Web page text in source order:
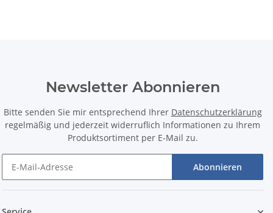
Newsletter Abonnieren
Bitte senden Sie mir entsprechend Ihrer Datenschutzerklärung
regelmäßig und jederzeit widerruflich Informationen zu Ihrem
Produktsortiment per E-Mail zu.
Abonnieren